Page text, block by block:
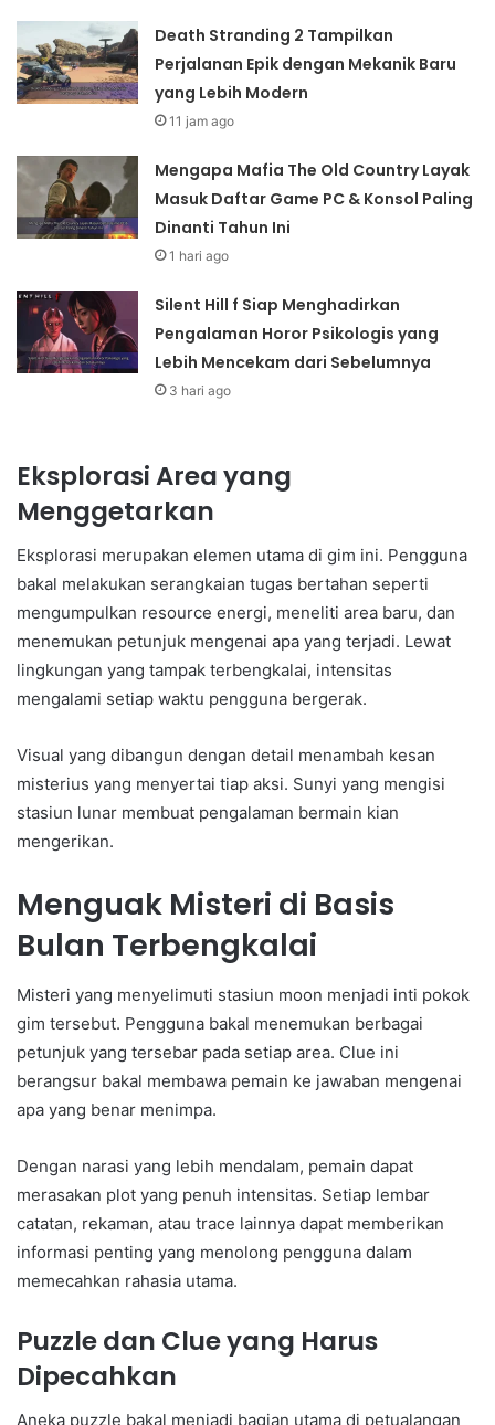
Death Stranding 2 Tampilkan
Perjalanan Epik dengan Mekanik Baru
yang Lebih Modern
11 jam ago
Mengapa Mafia The Old Country Layak
Masuk Daftar Game PC & Konsol Paling
Dinanti Tahun Ini
1 hari ago
Silent Hill f Siap Menghadirkan
Pengalaman Horor Psikologis yang
Lebih Mencekam dari Sebelumnya
3 hari ago
Eksplorasi Area yang
Menggetarkan
Eksplorasi merupakan elemen utama di gim ini. Pengguna
bakal melakukan serangkaian tugas bertahan seperti
mengumpulkan resource energi, meneliti area baru, dan
menemukan petunjuk mengenai apa yang terjadi. Lewat
lingkungan yang tampak terbengkalai, intensitas
mengalami setiap waktu pengguna bergerak.
Visual yang dibangun dengan detail menambah kesan
misterius yang menyertai tiap aksi. Sunyi yang mengisi
stasiun lunar membuat pengalaman bermain kian
mengerikan.
Menguak Misteri di Basis
Bulan Terbengkalai
Misteri yang menyelimuti stasiun moon menjadi inti pokok
gim tersebut. Pengguna bakal menemukan berbagai
petunjuk yang tersebar pada setiap area. Clue ini
berangsur bakal membawa pemain ke jawaban mengenai
apa yang benar menimpa.
Dengan narasi yang lebih mendalam, pemain dapat
merasakan plot yang penuh intensitas. Setiap lembar
catatan, rekaman, atau trace lainnya dapat memberikan
informasi penting yang menolong pengguna dalam
memecahkan rahasia utama.
Puzzle dan Clue yang Harus
Dipecahkan
Aneka puzzle bakal menjadi bagian utama di petualangan